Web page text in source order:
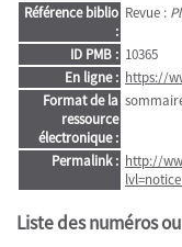
Référence biblio
:
Revue :
ID PMB : 10365
En ligne : https://
Format de la
ressource
électronique :
Permalink : http://
Liste des numéros